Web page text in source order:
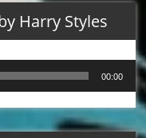
Harry Styles
00:00